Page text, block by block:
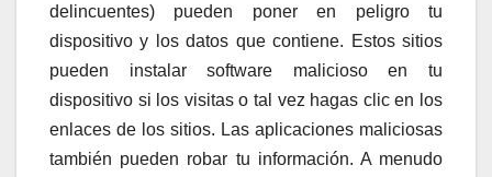
delincuentes) pueden poner en peligro tu
dispositivo y los datos que contiene. Estos sitios
pueden instalar software malicioso en tu
dispositivo si los visitas o tal vez hagas clic en los
enlaces de los sitios. Las aplicaciones maliciosas
también pueden robar tu información. A menudo